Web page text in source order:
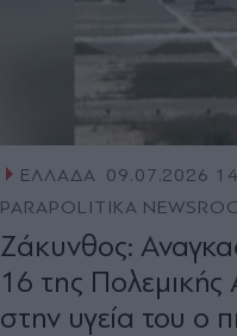
ΕΛΛΑΔΑ 09.07.2026
PARAPOLITIKA
Ζάκυνθος:
16 της
στην υγεία του ο